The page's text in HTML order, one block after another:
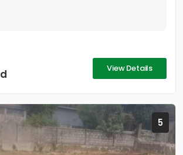
View Details
5